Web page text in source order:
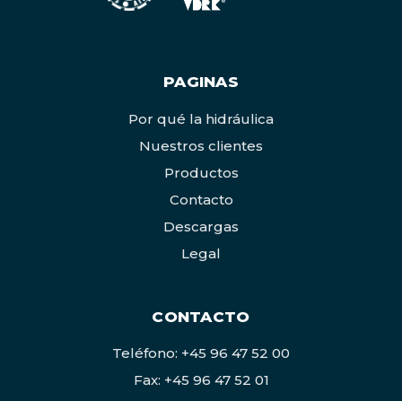
PAGINAS
Por qué la hidráulica
Nuestros clientes
Productos
Contacto
Descargas
Legal
CONTACTO
Teléfono: +45 96 47 52 00
Fax: +45 96 47 52 01